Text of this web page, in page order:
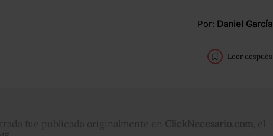
Por: Daniel García
Leer después